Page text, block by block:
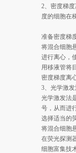
2、密度梯
度的细胞在
准备密度梯
将混合细胞
进行离心，
用移液管将
密度梯度离
3、光学激
光学激发法
号，从而进
选择适当的
将混合细胞
在荧光探测
细胞富集技